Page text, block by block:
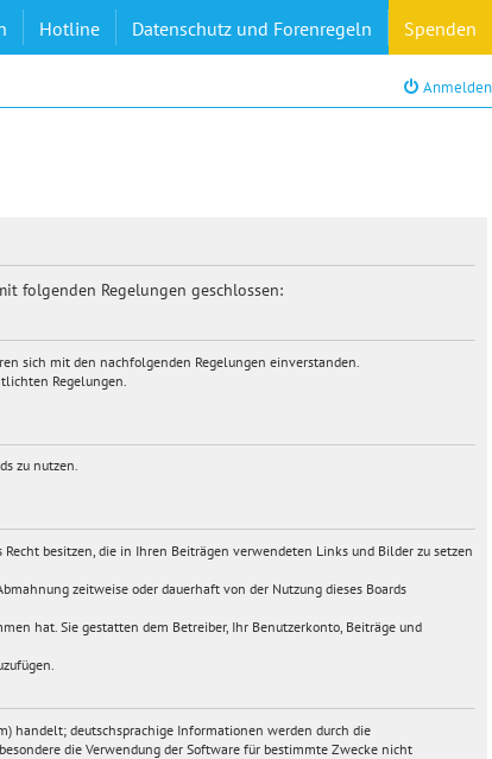
Hotline Datenschutz und Forenregeln Spenden
Anmelden
folgenden Regelungen geschlossen:
sich mit den nachfolgenden Regelungen einverstanden.
Regelungen.
zu nutzen.
besitzen, die in Ihren Beiträgen verwendeten Links und Bilder zu setzen
zeitweise oder dauerhaft von der Nutzung dieses Boards
hat. Sie gestatten dem Betreiber, Ihr Benutzerkonto, Beiträge und
handelt; deutschsprachige Informationen werden durch die
die Verwendung der Software für bestimmte Zwecke nicht